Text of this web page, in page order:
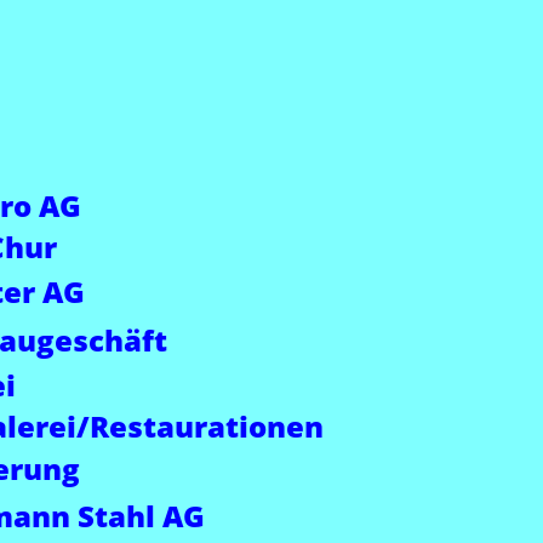
Stahl AG
AG
AG
Restaurationen